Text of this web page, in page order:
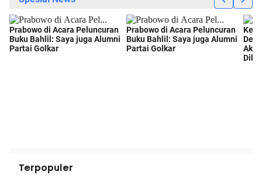
Terpopuler